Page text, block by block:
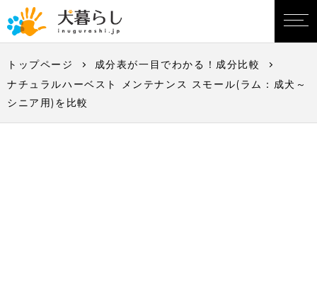
トップページ
成分表が一目でわかる！成分比較
ナチュラルハーベスト メンテナンス スモール(ラム：成犬～
シニア用)を比較